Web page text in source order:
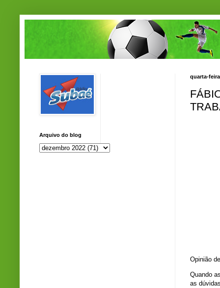
quarta-
Opinião
Quando
as
Arquivo do blog